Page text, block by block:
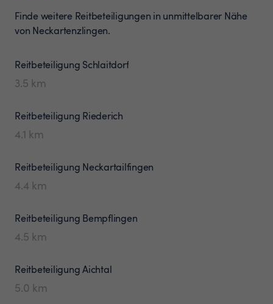
Finde weitere Reitbeteiligungen in unmittelbarer Nähe
von Neckartenzlingen.
Reitbeteiligung Schlaitdorf
3.5 km
Reitbeteiligung Riederich
4.1 km
Reitbeteiligung Neckartailfingen
4.4 km
Reitbeteiligung Bempflingen
4.5 km
ReitbeteiligungAichtal
5.0 km